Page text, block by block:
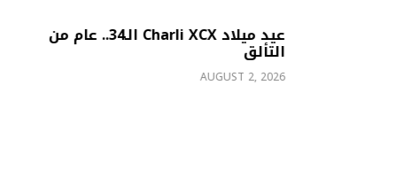
عيد ميلاد Charli XCX الـ34.. عام من
AUGUST 2, 2026